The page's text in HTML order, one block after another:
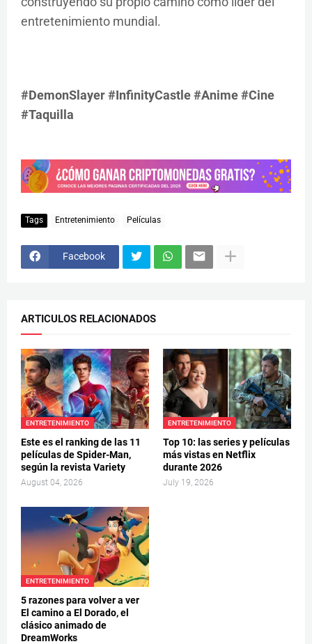
entretenimiento mundial.
#DemonSlayer #InfinityCastle #Anime #Cine
#Taquilla
Tags Entretenimiento Películas
Facebook
ARTICULOS RELACIONADOS
ENTRETENIMIENTO
Este es el ranking de las 11
películas de Spider-Man,
según la revista Variety
August 04, 2026
ENTRETENIMIENTO
Top 10: las series y películas
más vistas en Netflix
durante 2026
July 19, 2026
ENTRETENIMIENTO
5 razones para volver a ver
El camino a El Dorado, el
clásico animado de
DreamWorks